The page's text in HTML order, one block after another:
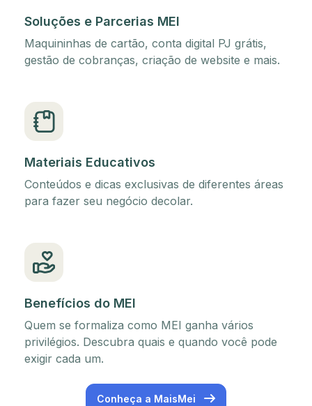
Soluções e Parcerias MEI
Maquininhas de cartão, conta digital PJ grátis,
gestão de cobranças, criação de website e mais.
Materiais Educativos
Conteúdos e dicas exclusivas de diferentes áreas
para fazer seu negócio decolar.
Benefícios do MEI
Quem se formaliza como MEI ganha vários
privilégios. Descubra quais e quando você pode
exigir cada um.
Conheça a MaisMei